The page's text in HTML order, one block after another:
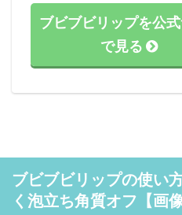
ブビブビリップを公
で見る
ブビブビリップの使い
く泡立ち角質オフ【画像